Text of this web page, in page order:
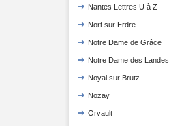
Nantes Lettres U à Z
Nort sur Erdre
Notre Dame de Grâce
Notre Dame des Landes
Noyal sur Brutz
Nozay
Orvault